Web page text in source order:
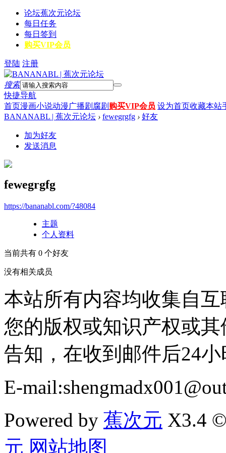
论坛蕉次元论坛
每日任务
每日签到
购买VIP会员
登陆 注册
搜索
快捷导航
首页漫画小说动漫广播剧 腐剧 购买VIP会员 设为首页收藏本站
BANANABL | 蕉次元论坛 › fewegrgfg › 好友
加为好友
发送消息
fewegrgfg
https://bananabl.com/?48084
主题
个人资料
当前共有 0 个好友
没有相关成员
本站所有内容均收集自
您的版权或知识产权或
告知，在收到邮件后24
E-
Powered by 蕉次元 X3.4
元 网站地图